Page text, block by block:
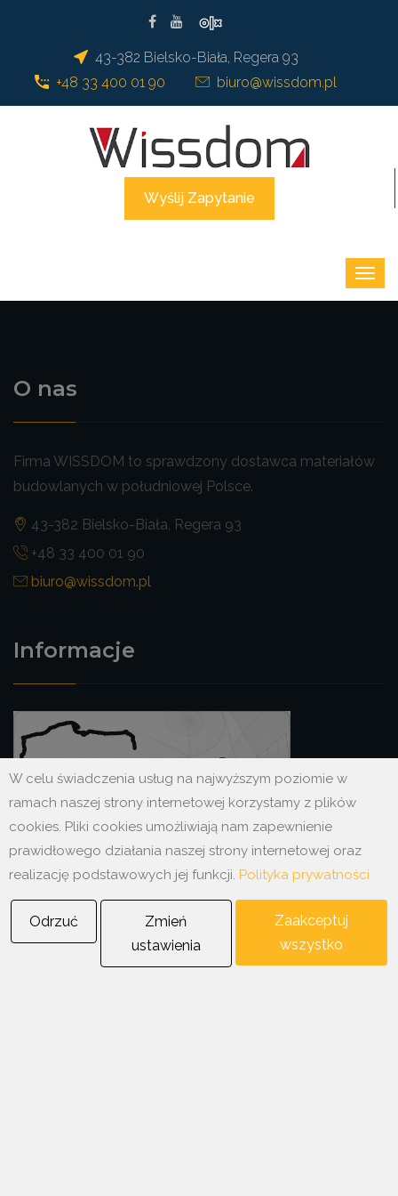
W celu świadczenia usług na najwyższym poziomie w
ramach naszej strony internetowej korzystamy z plików
cookies. Pliki cookies umożliwiają nam zapewnienie
prawidłowego działania naszej strony internetowej oraz
realizację podstawowych jej funkcji. Polityka prywatności
Odrzuć
Zmień
ustawienia
Zaakceptuj
wszystko
43-382 Bielsko-Biała, Regera 93
+48 33 400 01 90
biuro@wissdom.pl
Wyślij Zapytanie
O nas
Firma WISSDOM to sprawdzony dostawca materiałów
budowlanych w południowej Polsce.
43-382 Bielsko-Biała, Regera 93
+48 33 400 01 90
biuro@wissdom.pl
Informacje
Ostatnie aktualności